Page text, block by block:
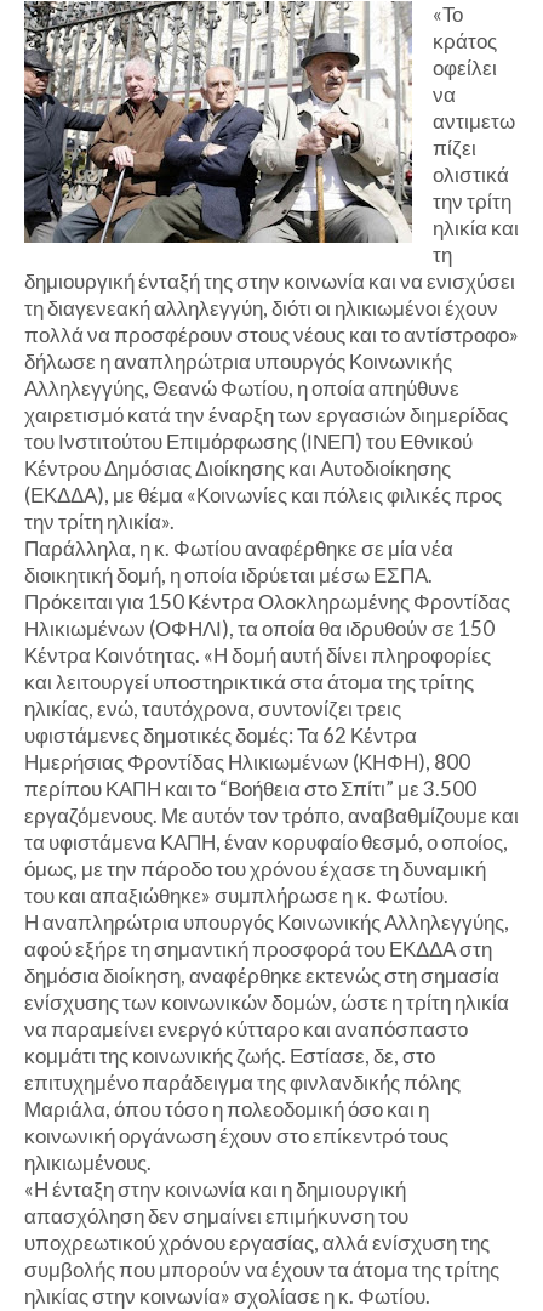
«Το
κράτος
οφείλει
να
αντιμετω
πίζει
ολιστικά
την τρίτη
ηλικία και
τη
δημιουργική ένταξή της στην κοινωνία και να ενισχύσει
τη διαγενεακή αλληλεγγύη, διότι οι ηλικιωμένοι έχουν
πολλά να προσφέρουν στους νέους και το αντίστροφο»
δήλωσε η αναπληρώτρια υπουργός Κοινωνικής
Αλληλεγγύης, Θεανώ Φωτίου, η οποία απηύθυνε
χαιρετισμό κατά την έναρξη των εργασιών διημερίδας
του Ινστιτούτου Επιμόρφωσης (ΙΝΕΠ) του Εθνικού
Κέντρου Δημόσιας Διοίκησης και Αυτοδιοίκησης
(ΕΚΔΔΑ), με θέμα «Κοινωνίες και πόλεις φιλικές προς
την τρίτη ηλικία».
Παράλληλα, η κ. Φωτίου αναφέρθηκε σε μία νέα
διοικητική δομή, η οποία ιδρύεται μέσω ΕΣΠΑ.
Πρόκειται για 150 Κέντρα Ολοκληρωμένης Φροντίδας
Ηλικιωμένων (ΟΦΗΛΙ), τα οποία θα ιδρυθούν σε 150
Κέντρα Κοινότητας. «Η δομή αυτή δίνει πληροφορίες
και λειτουργεί υποστηρικτικά στα άτομα της τρίτης
ηλικίας, ενώ, ταυτόχρονα, συντονίζει τρεις
υφιστάμενες δημοτικές δομές: Τα 62 Κέντρα
Ημερήσιας Φροντίδας Ηλικιωμένων (ΚΗΦΗ), 800
περίπου ΚΑΠΗ και το “Βοήθεια στο Σπίτι” με 3.500
εργαζόμενους. Με αυτόν τον τρόπο, αναβαθμίζουμε και
τα υφιστάμενα ΚΑΠΗ, έναν κορυφαίο θεσμό, ο οποίος,
όμως, με την πάροδο του χρόνου έχασε τη δυναμική
του και απαξιώθηκε» συμπλήρωσε η κ. Φωτίου.
Η αναπληρώτρια υπουργός Κοινωνικής Αλληλεγγύης,
αφού εξήρε τη σημαντική προσφορά του ΕΚΔΔΑ στη
δημόσια διοίκηση, αναφέρθηκε εκτενώς στη σημασία
ενίσχυσης των κοινωνικών δομών, ώστε η τρίτη ηλικία
να παραμείνει ενεργό κύτταρο και αναπόσπαστο
κομμάτι της κοινωνικής ζωής. Εστίασε, δε, στο
επιτυχημένο παράδειγμα της φινλανδικής πόλης
Μαριάλα, όπου τόσο η πολεοδομική όσο και η
κοινωνική οργάνωση έχουν στο επίκεντρό τους
ηλικιωμένους.
«Η ένταξη στην κοινωνία και η δημιουργική
απασχόληση δεν σημαίνει επιμήκυνση του
υποχρεωτικού χρόνου εργασίας, αλλά ενίσχυση της
συμβολής που μπορούν να έχουν τα άτομα της τρίτης
ηλικίας στην κοινωνία» σχολίασε η κ. Φωτίου.